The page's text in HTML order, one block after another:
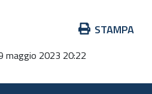
STAMPA
maggio 2023 20:22